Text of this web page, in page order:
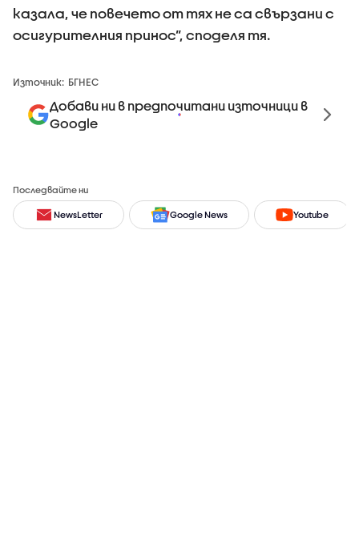
казала, че повечето от тях не са свързани с
осигурителния принос”, споделя тя.
Източник: БГНЕС
Добави ни в предпочитани източници в
Google
Последвайте ни
NewsLetter Google News Youtube